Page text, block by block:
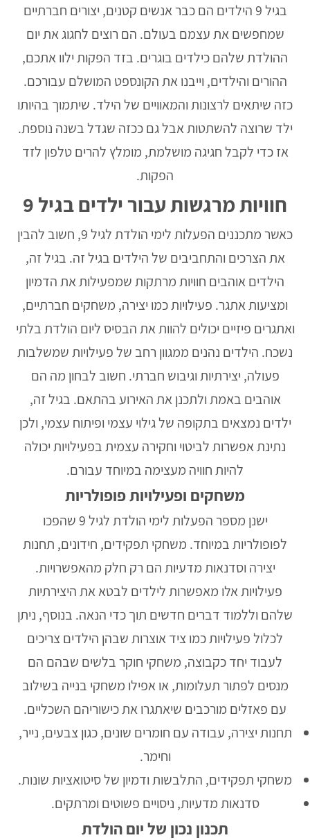
בגיל 9 הילדים הם כבר אנשים קטנים, יצורים חברתיים
שמחפשים את עצמם בעולם. הם רוצים לחגוג את יום
ההולדת שלהם כילדים בוגרים. בזד הפקות ילוו אתכם,
ההורים והילדים, וייבנו את הקונספט המושלם עבורכם.
כזה שיתאים לרצונות והמאוויים של הילד. שיתמוך בהיותו
ילד שרוצה להשתטות אבל גם ככזה שגדל בשנה נוספת.
אז כדי לקבל חגיגה מושלמת, מומלץ להרים טלפון לזד
הפקות.
חוויות מרגשות עבור ילדים בגיל 9
כאשר מתכננים הפעלות לימי הולדת לגיל 9 , חשוב להבין
את הצרכים והתחביבים של הילדים בגיל זה. בגיל זה,
הילדים אוהבים חוויות מרתקות שמפעילות את הדמיון
ומציעות אתגר. פעילויות כמו יצירה, משחקים חברתיים,
ואתגרים פיזיים יכולים להוות את הבסיס ליום הולדת בלתי
נשכח. הילדים נהנים ממגוון רחב של פעילויות שמשלבות
פעולה, יצירתיות וגיבוש חברתי. חשוב לבחון מה הם
אוהבים באמת ולתכנן את האירוע בהתאם. בגיל זה,
ילדים נמצאים בתקופה של גילוי עצמי ופיתוח עצמי, ולכן
נתינת אפשרות לביטוי וחקירה עצמית בפעילויות יכולה
להיות חוויה מעצימה במיוחד עבורם.
משחקים ופעילויות פופולריות
ישנן מספרהפעלות לימי הולדת לגיל 9
שהפכו
לפופולריות במיוחד. משחקי תפקידים, חידונים, תחנות
יצירה וסדנאות מדעיות הם רק חלק מהאפשרויות.
פעילויות אלו מאפשרות לילדים לבטא את היצירתיות
שלהם וללמוד דברים חדשים תוך כדי הנאה. בנוסף, ניתן
לכלול פעילויות כמו ציד אוצרות שבהן הילדים צריכים
לעבוד יחד כקבוצה, משחקי חוקר בלשים שבהם הם
מנסים לפתור תעלומות, או אפילו משחקי בנייה בשילוב
עם פאזלים מורכבים שיאתגרו את כישוריהם השכליים.
תחנות יצירה, עבודה עם חומרים שונים, כגון צבעים, נייר,
וחימר.
משחקי תפקידים, התלבשות ודמיון של סיטואציות שונות.
סדנאות מדעיות, ניסויים פשוטים ומרתקים.
תכנון נכון של יום הולדת